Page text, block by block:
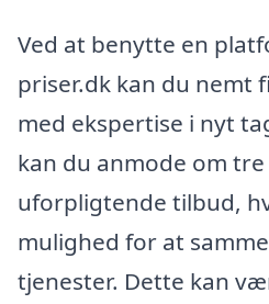
Ved at benytte en
priser.dk kan du nemt
med ekspertise i nyt
kan du anmode om
uforpligtende tilbud,
mulighed for at
tjenester. Dette kan